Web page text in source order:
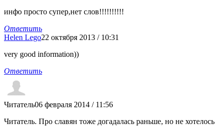
инфо просто супер,нет слов!!!!!!!!!!
Ответить
Helen Lego22 октября 2013 / 10:31
very good information))
Ответить
Читатель06 февраля 2014 / 11:56
Читатель. Про славян тоже догадалась раньше, но не хотелось